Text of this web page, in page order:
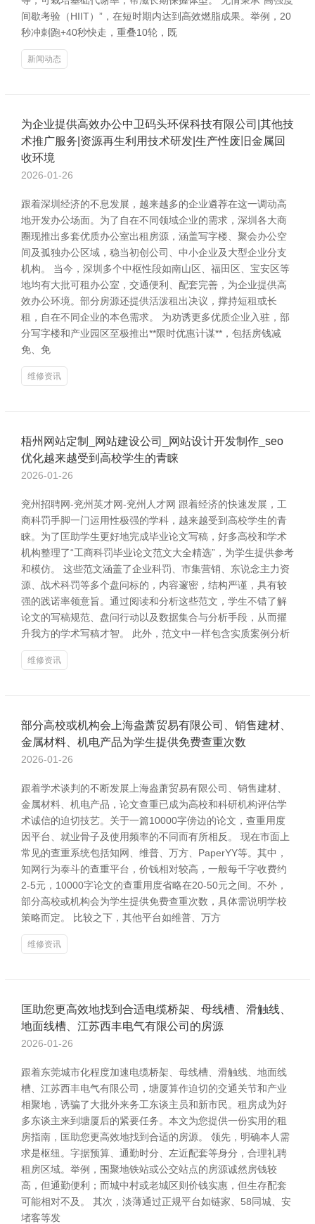
间歇考验（HIIT）”，在短时期内达到高效燃脂成果。举例，20
秒冲刺跑+40秒快走，重叠10轮，既
新闻动态
为企业提供高效办公中卫码头环保科技有限公司|其他技
术推广服务|资源再生利用技术研发|生产性废旧金属回
收环境
2026-01-26
跟着深圳经济的不息发展，越来越多的企业遴荐在这一调动高
地开发办公场面。为了自在不同领域企业的需求，深圳各大商
圈现推出多套优质办公室出租房源，涵盖写字楼、聚会办公空
间及孤独办公区域，稳当初创公司、中小企业及大型企业分支
机构。 当今，深圳多个中枢性段如南山区、福田区、宝安区等
地均有大批可租办公室，交通便利、配套完善，为企业提供高
效办公环境。部分房源还提供活泼租出决议，撑持短租或长
租，自在不同企业的本色需求。 为劝诱更多优质企业入驻，部
分写字楼和产业园区至极推出**限时优惠计谋**，包括房钱减
免、免
维修资讯
梧州网站定制_网站建设公司_网站设计开发制作_seo
优化越来越受到高校学生的青睐
2026-01-26
兖州招聘网-兖州英才网-兖州人才网 跟着经济的快速发展，工
商科罚手脚一门运用性极强的学科，越来越受到高校学生的青
睐。为了匡助学生更好地完成毕业论文写稿，好多高校和学术
机构整理了“工商科罚毕业论文范文大全精选”，为学生提供参考
和模仿。 这些范文涵盖了企业科罚、市集营销、东说念主力资
源、战术科罚等多个盘问标的，内容邃密，结构严谨，具有较
强的践诺率领意旨。通过阅读和分析这些范文，学生不错了解
论文的写稿规范、盘问行动以及数据集合与分析手段，从而擢
升我方的学术写稿才智。 此外，范文中一样包含实质案例分析
维修资讯
部分高校或机构会上海盎萧贸易有限公司、销售建材、
金属材料、机电产品为学生提供免费查重次数
2026-01-26
跟着学术谈判的不断发展上海盎萧贸易有限公司、销售建材、
金属材料、机电产品，论文查重已成为高校和科研机构评估学
术诚信的迫切技艺。关于一篇10000字傍边的论文，查重用度
因平台、就业骨子及使用频率的不同而有所相反。 现在市面上
常见的查重系统包括知网、维普、万方、PaperYY等。其中，
知网行为泰斗的查重平台，价钱相对较高，一般每千字收费约
2-5元，10000字论文的查重用度省略在20-50元之间。不外，
部分高校或机构会为学生提供免费查重次数，具体需说明学校
策略而定。 比较之下，其他平台如维普、万方
维修资讯
匡助您更高效地找到合适电缆桥架、母线槽、滑触线、
地面线槽、江苏西丰电气有限公司的房源
2026-01-26
跟着东莞城市化程度加速电缆桥架、母线槽、滑触线、地面线
槽、江苏西丰电气有限公司，塘厦算作迫切的交通关节和产业
相聚地，诱骗了大批外来务工东谈主员和新市民。租房成为好
多东谈主来到塘厦后的紧要任务。本文为您提供一份实用的租
房指南，匡助您更高效地找到合适的房源。 领先，明确本人需
求是枢纽。字据预算、通勤时分、左近配套等身分，合理礼聘
租房区域。举例，围聚地铁站或公交站点的房源诚然房钱较
高，但通勤便利；而城中村或老城区则价钱实惠，但生存配套
可能相对不及。 其次，淡薄通过正规平台如链家、58同城、安
堵客等发